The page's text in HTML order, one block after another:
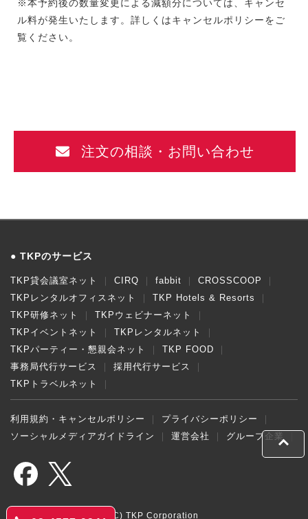
※本予約後の数量変更による減額分については、キャンセ
ル料が発生いたします。詳しくはキャンセルポリシーをご
覧ください。
注文の相談・お問い合わせ
TKPのサービス
TKP貸会議室ネット CIRQ fabbit
CROSSCOOP
TKPレンタルオフィスネット
TKP Hotels & Resorts
TKP研修ネット
TKPウェビナーネット
TKPイベントネット
TKPレンタルネット
TKPパーティー・懇親会ネット
TKP FOOD
事務局代行サービス
採用代行サービス
TKPトラベルネット
利用規約・キャンセルポリシー
プライバシーポリシー
ソーシャルメディアガイドライン
運営会社 グループ企業
(C) TKP Corporation